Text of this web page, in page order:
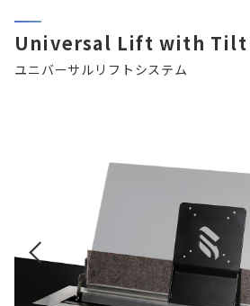
導入事例
お問い合わせ
Universal Lift with Tilt
ユニバーサルリフトシステム